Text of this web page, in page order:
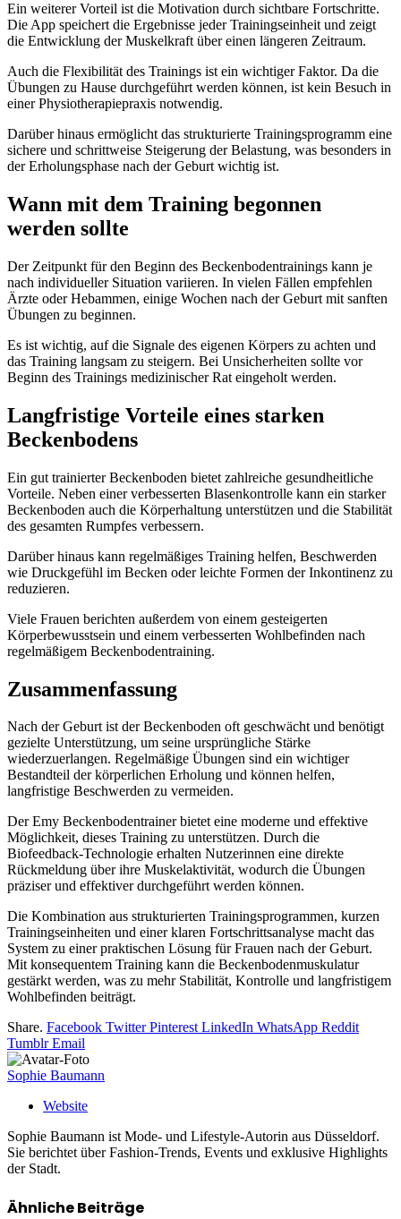
Ein weiterer Vorteil ist die Motivation durch sichtbare Fortschritte.
Die App speichert die Ergebnisse jeder Trainingseinheit und zeigt
die Entwicklung der Muskelkraft über einen längeren Zeitraum.
Auch die Flexibilität des Trainings ist ein wichtiger Faktor. Da die
Übungen zu Hause durchgeführt werden können, ist kein Besuch in
einer Physiotherapiepraxis notwendig.
Darüber hinaus ermöglicht das strukturierte Trainingsprogramm eine
sichere und schrittweise Steigerung der Belastung, was besonders in
der Erholungsphase nach der Geburt wichtig ist.
Wann mit dem Training begonnen
werden sollte
Der Zeitpunkt für den Beginn des Beckenbodentrainings kann je
nach individueller Situation variieren. In vielen Fällen empfehlen
Ärzte oder Hebammen, einige Wochen nach der Geburt mit sanften
Übungen zu beginnen.
Es ist wichtig, auf die Signale des eigenen Körpers zu achten und
das Training langsam zu steigern. Bei Unsicherheiten sollte vor
Beginn des Trainings medizinischer Rat eingeholt werden.
Langfristige Vorteile eines starken
Beckenbodens
Ein gut trainierter Beckenboden bietet zahlreiche gesundheitliche
Vorteile. Neben einer verbesserten Blasenkontrolle kann ein starker
Beckenboden auch die Körperhaltung unterstützen und die Stabilität
des gesamten Rumpfes verbessern.
Darüber hinaus kann regelmäßiges Training helfen, Beschwerden
wie Druckgefühl im Becken oder leichte Formen der Inkontinenz zu
reduzieren.
Viele Frauen berichten außerdem von einem gesteigerten
Körperbewusstsein und einem verbesserten Wohlbefinden nach
regelmäßigem Beckenbodentraining.
Zusammenfassung
Nach der Geburt ist der Beckenboden oft geschwächt und benötigt
gezielte Unterstützung, um seine ursprüngliche Stärke
wiederzuerlangen. Regelmäßige Übungen sind ein wichtiger
Bestandteil der körperlichen Erholung und können helfen,
langfristige Beschwerden zu vermeiden.
Der Emy Beckenbodentrainer bietet eine moderne und effektive
Möglichkeit, dieses Training zu unterstützen. Durch die
Biofeedback-Technologie erhalten Nutzerinnen eine direkte
Rückmeldung über ihre Muskelaktivität, wodurch die Übungen
präziser und effektiver durchgeführt werden können.
Die Kombination aus strukturierten Trainingsprogrammen, kurzen
Trainingseinheiten und einer klaren Fortschrittsanalyse macht das
System zu einer praktischen Lösung für Frauen nach der Geburt.
Mit konsequentem Training kann die Beckenbodenmuskulatur
gestärkt werden, was zu mehr Stabilität, Kontrolle und langfristigem
Wohlbefinden beiträgt.
Share. Facebook Twitter Pinterest LinkedIn WhatsApp Reddit
Tumblr Email
Sophie Baumann
Website
Sophie Baumann ist Mode- und Lifestyle-Autorin aus Düsseldorf.
Sie berichtet über Fashion-Trends, Events und exklusive Highlights
der Stadt.
ÄhnlicheBeiträge